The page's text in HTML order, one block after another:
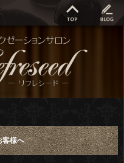
客様へ